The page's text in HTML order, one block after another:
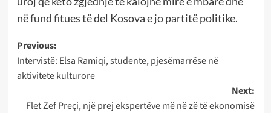
në fund fitues të del Kosova e jo partitë politike.
Post
navigation
Previous:
Intervistë: Elsa Ramiqi, studente, pjesëmarrëse në
aktivitete kulturore
Next:
Flet Zef Preçi, një prej ekspertëve më në zë të ekonomisë